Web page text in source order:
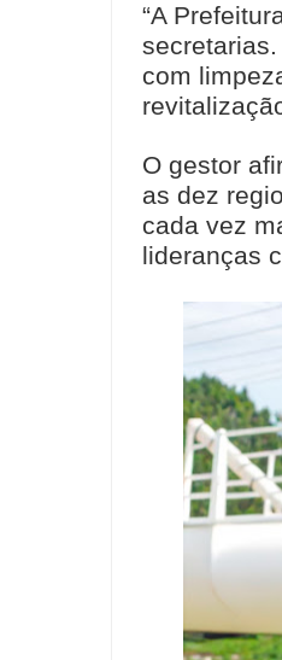
“A
com
O gestor
as dez
cada vez
lideranças